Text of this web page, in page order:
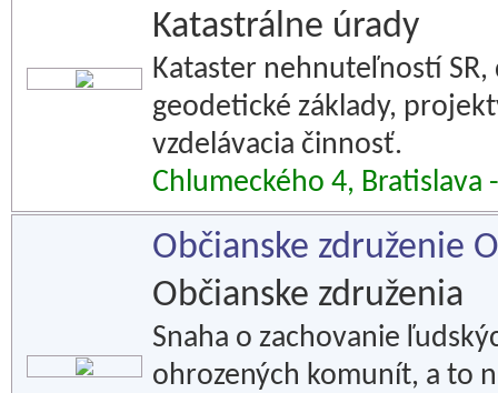
Katastrálne úrady
Kataster nehnuteľností
geodetické základy,
vzdelávacia činnosť.
Chlumeckého 4, Bratislava
Občianske združenie
Občianske združenia
Snaha o zachovanie
ohrozených komunít, a to